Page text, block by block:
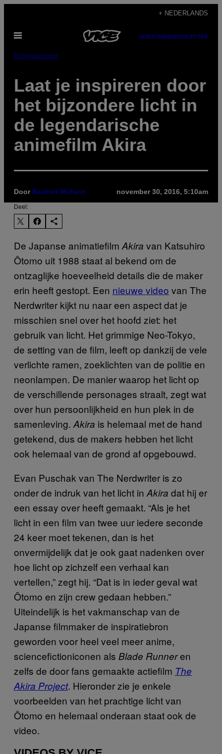
de
inhoud
+ NEDERLANDS
Open
SUBSCRIBENEWSLETTER
Entertainment
Laat je inspireren door
het bijzondere licht in
de legendarische
animefilm Akira
Door Beckett Mufson november 30, 2016, 5:10am
Deel:
De Japanse animatiefilm Akira van Katsuhiro
Ôtomo uit 1988 staat al bekend om de
ontzaglijke hoeveelheid details die de maker
erin heeft gestopt. Een nieuwe video van The
Nerdwriter kijkt nu naar een aspect dat je
misschien snel over het hoofd ziet: het
gebruik van licht. Het grimmige Neo-Tokyo,
de setting van de film, leeft op dankzij de vele
verlichte ramen, zoeklichten van de politie en
neonlampen. De manier waarop het licht op
de verschillende personages straalt, zegt wat
over hun persoonlijkheid en hun plek in de
samenleving. Akira is helemaal met de hand
getekend, dus de makers hebben het licht
ook helemaal van de grond af opgebouwd.
Evan Puschak van The Nerdwriter is zo
onder de indruk van het licht in Akira dat hij er
een essay over heeft gemaakt. “Als je het
licht in een film van twee uur iedere seconde
24 keer moet tekenen, dan is het
onvermijdelijk dat je ook gaat nadenken over
hoe licht op zichzelf een verhaal kan
vertellen,” zegt hij. “Dat is in ieder geval wat
Ôtomo en zijn crew gedaan hebben.”
Uiteindelijk is het vakmanschap van de
Japanse filmmaker de inspiratiebron
geworden voor heel veel meer anime,
sciencefictioniconen als Blade Runneren
zelfs de door fans gemaakte actiefilm The
Akira Project. Hieronder zie je enkele
voorbeelden van het prachtige licht van
Ôtomo en helemaal onderaan staat ook de
video.